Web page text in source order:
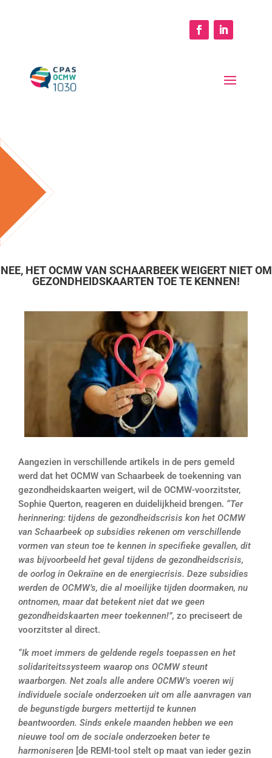
NEE, HET OCMW VAN SCHAARBEEK WEIGERT NIET OM
GEZONDHEIDSKAARTEN TOE TE KENNEN!
Aangezien in verschillende artikels in de pers gemeld
werd dat het OCMW van Schaarbeek de toekenning van
gezondheidskaarten weigert, wil de OCMW-voorzitster,
Sophie Querton, reageren en duidelijkheid brengen. “Ter
herinnering: tijdens de gezondheidscrisis kon het OCMW
van Schaarbeek op subsidies rekenen om verschillende
vormen van steun toe te kennen in specifieke gevallen, dit
was bijvoorbeeld het geval tijdens de gezondheidscrisis,
de oorlog in Oekraïne en de energiecrisis. Deze subsidies
werden de OCMW’s, die al moeilijke tijden doormaken, nu
ontnomen, maar dat betekent niet dat we geen
gezondheidskaarten meer toekennen!”, zo preciseert de
voorzitster al direct.
“Ik moet immers de geldende regels toepassen en het
solidariteitssysteem waarop ons OCMW steunt
waarborgen. Net zoals alle andere OCMW’s voeren wij
individuele sociale onderzoeken uit om alle aanvragen van
de begunstigde burgers mettertijd te kunnen
beantwoorden. Sinds enkele maanden hebben we een
nieuwe tool om de sociale onderzoeken beter te
harmoniseren [de REMI-tool stelt op maat van ieder gezin